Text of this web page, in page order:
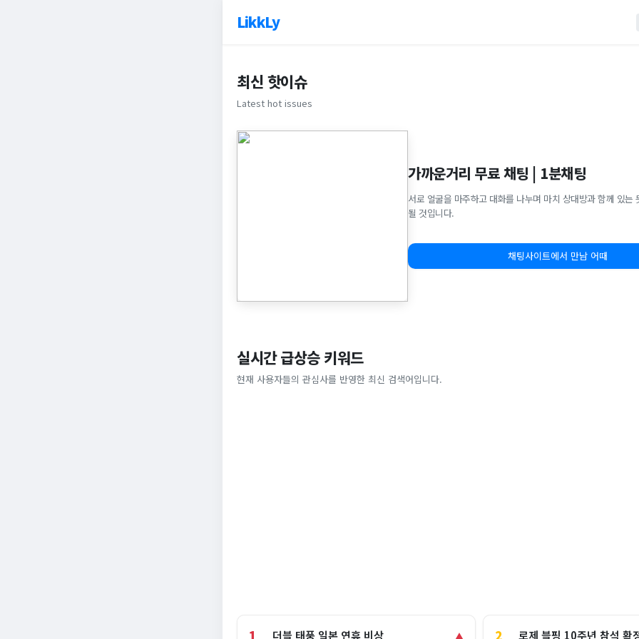
LikkLy
최신 핫이슈
Latest hot issues
가까운거리 무료 채팅 | 1분채팅
서로 얼굴을 마주하고 대화를 나누며 마치 상대방과 함께 있는
될 것입니다.
채팅사이트에서 만남 어때
실시간 급상승 키워드
현재 사용자들의 관심사를 반영한 최신 검색어입니다.
더블 태풍 일본 연휴 비상 ▲ 2 로제 블핑 10주년 참석 확